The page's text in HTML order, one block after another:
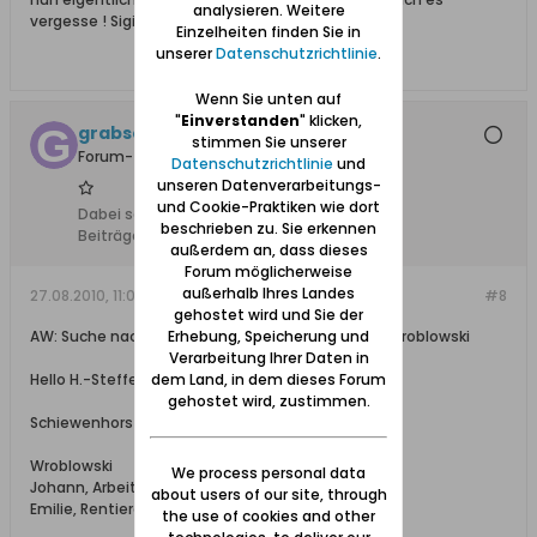
vergesse ! Sigi, die Pariserin
grabschau, + 06.11.2012
Forum-Teilnehmer
Dabei seit:
10.02.2008
Beiträge:
496
#8
27.08.2010, 11:07
AW: Suche nach Elternhaus meines Vaters Hans Wroblowski
Hello H.-Steffen,
Schiewenhorst
Wroblowski
Johann, Arbeiter
Emilie, Rentiere
analysieren. Weitere
Einzelheiten finden Sie in
unsererDatenschutzrichtlinie.
Wenn Sie unten auf
"Einverstanden" klicken,
stimmen Sie unserer
Datenschutzrichtlinie und
unseren Datenverarbeitungs-
und Cookie-Praktiken wie dort
beschrieben zu. Sie erkennen
außerdem an, dass dieses
Forum möglicherweise
außerhalb Ihres Landes
gehostet wird und Sie der
Erhebung, Speicherung und
Verarbeitung Ihrer Daten in
dem Land, in dem dieses Forum
gehostet wird, zustimmen.
We process personal data
about users of our site, through
the use of cookies and other